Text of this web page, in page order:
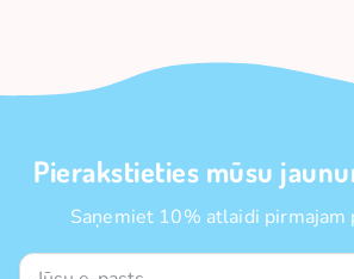
Pierakstieties mūsu
Saņemiet 10% atlaidi pirmajam